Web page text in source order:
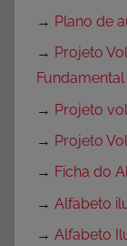
→ Plano de
→ Projeto
Fundamental
→ Projeto
→ Projeto
→ Ficha do
→ Alfabeto
→ Alfabeto